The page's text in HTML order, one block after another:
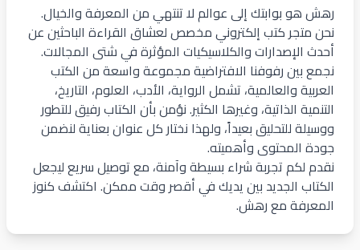
رهش هو بوابتك إلى عوالم لا تنتهي من المعرفة والخيال.
نحن متجر كتب إلكتروني مخصص لعشاق القراءة الباحثين عن
أحدث الإصدارات والكلاسيكيات المؤثرة في شتى المجالات.
نجمع بين رفوفنا الافتراضية مجموعة واسعة من الكتب
العربية والعالمية، تشمل الرواية، الأدب، العلوم، التاريخ،
التنمية الذاتية، وغيرها الكثير. نؤمن بأن الكتاب رفيق للتطور
ووسيلة للتحليق بعيداً، ولهذا نختار كل عنوان بعناية لنضمن
جودة المحتوى وأهميته.
نقدم لكم تجربة شراء بسيطة وآمنة، مع توصيل سريع ليجعل
الكتاب الجديد بين يديك في أقصر وقت ممكن. اكتشف كنوز
المعرفة مع رهش.